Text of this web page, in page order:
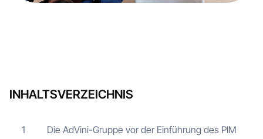
INHALTSVERZEICHNIS
1 Die AdVini-Gruppe vor der Einführung des PIM